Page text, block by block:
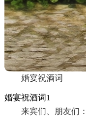
婚宴祝酒词
婚宴祝酒词1
来宾们、朋友们：